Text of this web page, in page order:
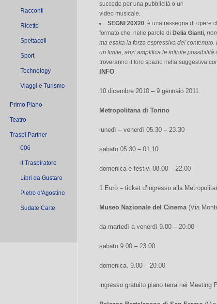
Racconti
Ricette
Spettacoli
Sport
Technology
Viaggi e Turismo
Primo Piano
Teatro
Traspi Partner
006
il Traspiratore
Libri da Gustare
Pietro d'Agostino
Sudate Carte
succede per una pubblicità o un
video musicale.
SEGNI 20X20, è una rassegna di opere
formato che, nelle parole di Delia Gianti,
ma esalta la forza espressiva del
un limite, anzi amplifica le infinite possibilità
troveranno il loro spazio nella suggestiva
INFO
10 dicembre 2010 – 9 gennaio 2011
Metropolitana di Torino
lunedì – venerdì 05.30 – 23.30
sabato 05.30 – 01.10
domenica e festivi 08.00 – 22.00
1 Euro – ticket d’ingresso alla
Museo Nazionale del Cinema(Via
da martedì a venerdì 9.00 – 20.00
sabato 9.00 – 23.00
domenica. 9.00 – 20.00
ingresso gratuito piano terra nei Meeting